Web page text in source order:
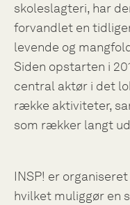
skoleslagteri, har
forvandlet en
levende og
Siden opstarten i
central aktør i det
række aktiviteter,
som rækker langt
INSP! er
hvilket muliggør en